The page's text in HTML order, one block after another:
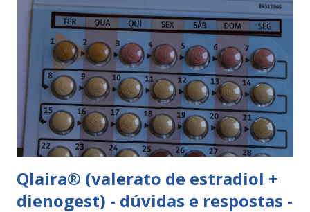
Qlaira® (valerato de estradiol +
dienogest) - dúvidas e respostas -